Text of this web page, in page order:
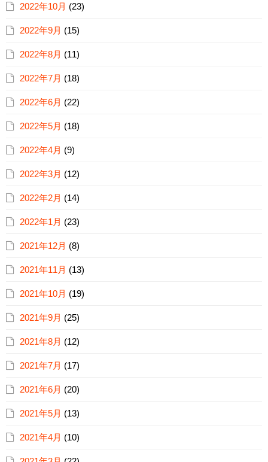
2022年10月 (23)
2022年9月 (15)
2022年8月 (11)
2022年7月 (18)
2022年6月 (22)
2022年5月 (18)
2022年4月 (9)
2022年3月 (12)
2022年2月 (14)
2022年1月 (23)
2021年12月 (8)
2021年11月 (13)
2021年10月 (19)
2021年9月 (25)
2021年8月 (12)
2021年7月 (17)
2021年6月 (20)
2021年5月 (13)
2021年4月 (10)